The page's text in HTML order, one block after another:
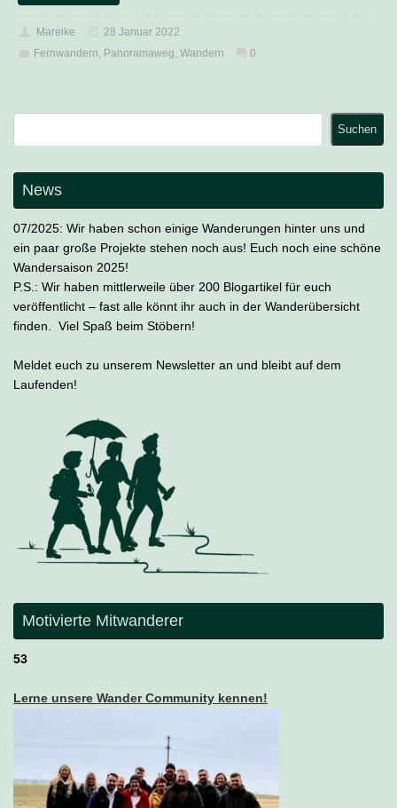
Mareike
28 Januar 2022
Fernwandern Panoramaweg Wandern 0
Suchen
News
07/2025: Wir haben schon einige Wanderungen hinter uns und
ein paar große Projekte stehen noch aus! Euch noch eine schöne
Wandersaison 2025!
P.S.: Wir haben mittlerweile über 200 Blogartikel für euch
veröffentlicht – fast alle könnt ihr auch in der Wanderübersicht
finden. Viel Spaß beim Stöbern!
Meldet euch zu unserem Newsletter an und bleibt auf dem
Laufenden!
Motivierte Mitwanderer
53
Lerne unsere Wander Community kennen!